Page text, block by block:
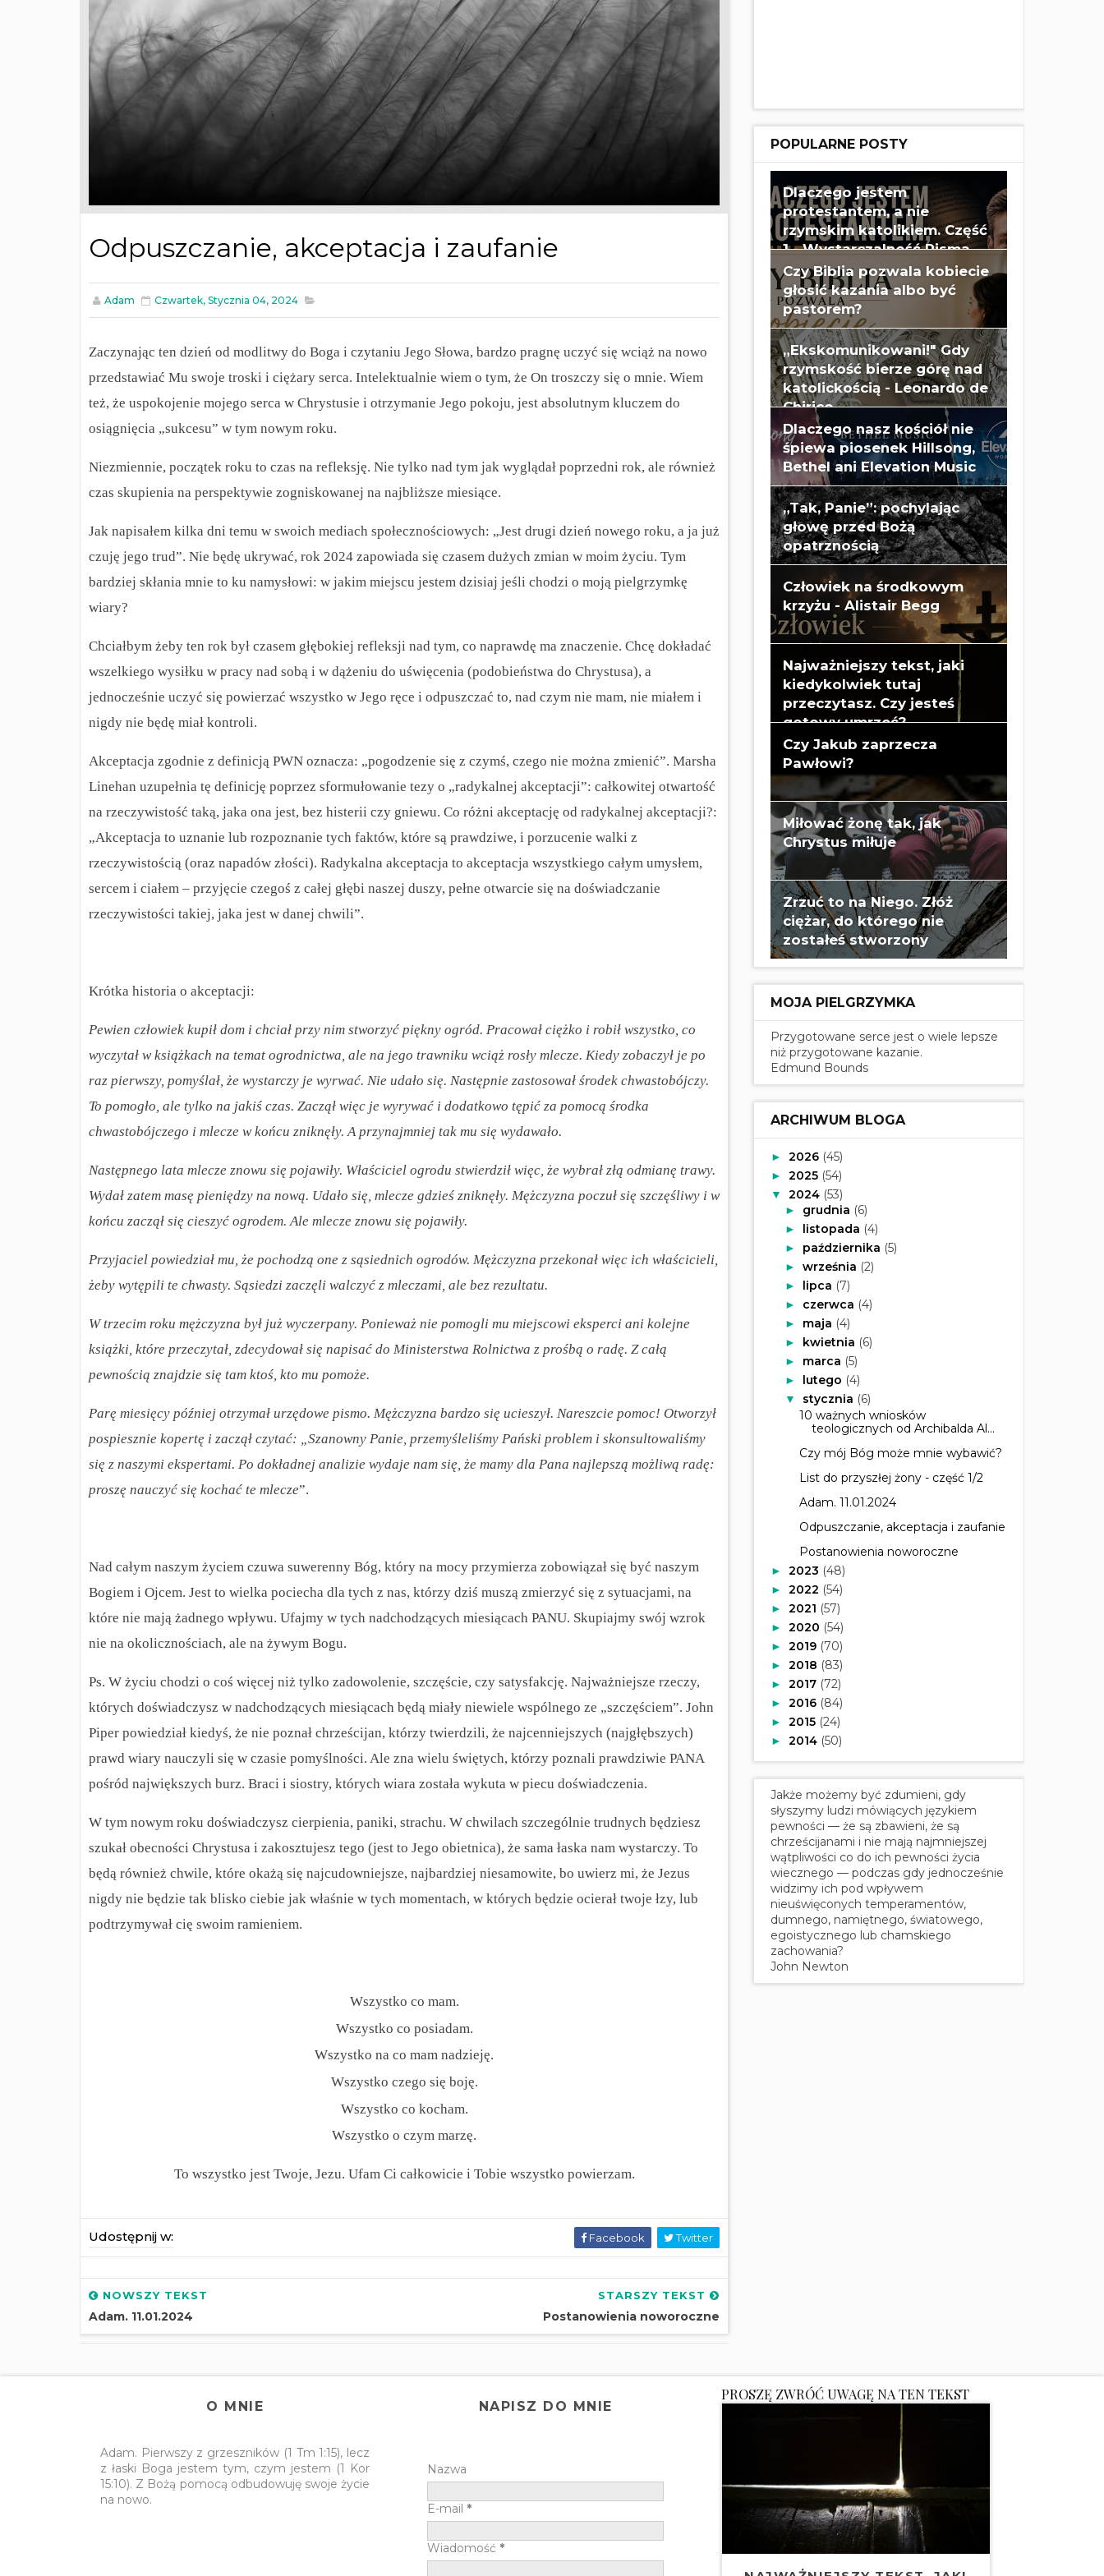
Odpuszczanie, akceptacja i zaufanie
Adam Czwartek, Stycznia 04, 2024
Zaczynając ten dzień od modlitwy do Boga i czytaniu Jego Słowa, bardzo pragnę uczyć się wciąż na nowo
przedstawiać Mu swoje troski i ciężary serca. Intelektualnie wiem o tym, że On troszczy się o mnie. Wiem
też, że uspokojenie mojego serca w Chrystusie i otrzymanie Jego pokoju, jest absolutnym kluczem do
osiągnięcia „sukcesu” w tym nowym roku.
Niezmiennie, początek roku to czas na refleksję. Nie tylko nad tym jak wyglądał poprzedni rok, ale również
czas skupienia na perspektywie zogniskowanej na najbliższe miesiące.
Jak napisałem kilka dni temu w swoich mediach społecznościowych: „Jest drugi dzień nowego roku, a ja już
czuję jego trud”. Nie będę ukrywać, rok 2024 zapowiada się czasem dużych zmian w moim życiu. Tym
bardziej skłania mnie to ku namysłowi: w jakim miejscu jestem dzisiaj jeśli chodzi o moją pielgrzymkę
wiary?
Chciałbym żeby ten rok był czasem głębokiej refleksji nad tym, co naprawdę ma znaczenie. Chcę dokładać
wszelkiego wysiłku w pracy nad sobą i w dążeniu do uświęcenia (podobieństwa do Chrystusa), a
jednocześnie uczyć się powierzać wszystko w Jego ręce i odpuszczać to, nad czym nie mam, nie miałem i
nigdy nie będę miał kontroli.
Akceptacja zgodnie z definicją PWN oznacza: „pogodzenie się z czymś, czego nie można zmienić”. Marsha
Linehan uzupełnia tę definicję poprzez sformułowanie tezy o „radykalnej akceptacji”: całkowitej otwartość
na rzeczywistość taką, jaka ona jest, bez histerii czy gniewu. Co różni akceptację od radykalnej akceptacji?:
„Akceptacja to uznanie lub rozpoznanie tych faktów, które są prawdziwe, i porzucenie walki z
rzeczywistością (oraz napadów złości). Radykalna akceptacja to akceptacja wszystkiego całym umysłem,
sercem i ciałem – przyjęcie czegoś z całej głębi naszej duszy, pełne otwarcie się na doświadczanie
rzeczywistości takiej, jaka jest w danej chwili”.
Krótka historia o akceptacji:
Pewien człowiek kupił dom i chciał przy nim stworzyć piękny ogród. Pracował ciężko i robił wszystko, co
wyczytał w książkach na temat ogrodnictwa, ale na jego trawniku wciąż rosły mlecze. Kiedy zobaczył je po
raz pierwszy, pomyślał, że wystarczy je wyrwać. Nie udało się. Następnie zastosował środek chwastobójczy.
To pomogło, ale tylko na jakiś czas. Zaczął więc je wyrywać i dodatkowo tępić za pomocą środka
chwastobójczego i mlecze w końcu zniknęły. A przynajmniej tak mu się wydawało.
Następnego lata mlecze znowu się pojawiły. Właściciel ogrodu stwierdził więc, że wybrał złą odmianę trawy.
Wydał zatem masę pieniędzy na nową. Udało się, mlecze gdzieś zniknęły. Mężczyzna poczuł się szczęśliwy i w
końcu zaczął się cieszyć ogrodem. Ale mlecze znowu się pojawiły.
Przyjaciel powiedział mu, że pochodzą one z sąsiednich ogrodów. Mężczyzna przekonał więc ich właścicieli,
żeby wytępili te chwasty. Sąsiedzi zaczęli walczyć z mleczami, ale bez rezultatu.
W trzecim roku mężczyzna był już wyczerpany. Ponieważ nie pomogli mu miejscowi eksperci ani kolejne
książki, które przeczytał, zdecydował się napisać do Ministerstwa Rolnictwa z prośbą o radę. Z całą
pewnością znajdzie się tam ktoś, kto mu pomoże.
Parę miesięcy później otrzymał urzędowe pismo. Mężczyzna bardzo się ucieszył. Nareszcie pomoc! Otworzył
pospiesznie kopertę i zaczął czytać: „Szanowny Panie, przemyśleliśmy Pański problem i skonsultowaliśmy
się z naszymi ekspertami. Po dokładnej analizie wydaje nam się, że mamy dla Pana najlepszą możliwą radę:
proszę nauczyć się kochać te mlecze”.
Nad całym naszym życiem czuwa suwerenny Bóg, który na mocy przymierza zobowiązał się być naszym
Bogiem i Ojcem. Jest to wielka pociecha dla tych z nas, którzy dziś muszą zmierzyć się z sytuacjami, na
które nie mają żadnego wpływu. Ufajmy w tych nadchodzących miesiącach PANU. Skupiajmy swój wzrok
nie na okolicznościach, ale na żywym Bogu.
Ps. W życiu chodzi o coś więcej niż tylko zadowolenie, szczęście, czy satysfakcję. Najważniejsze rzeczy,
których doświadczysz w nadchodzących miesiącach będą miały niewiele wspólnego ze „szczęściem”. John
Piper powiedział kiedyś, że nie poznał chrześcijan, którzy twierdzili, że najcenniejszych (najgłębszych)
prawd wiary nauczyli się w czasie pomyślności. Ale zna wielu świętych, którzy poznali prawdziwie PANA
pośród największych burz. Braci i siostry, których wiara została wykuta w piecu doświadczenia.
W tym nowym roku doświadczysz cierpienia, paniki, strachu. W chwilach szczególnie trudnych będziesz
szukał obecności Chrystusa i zakosztujesz tego (jest to Jego obietnica), że sama łaska nam wystarczy. To
będą również chwile, które okażą się najcudowniejsze, najbardziej niesamowite, bo uwierz mi, że Jezus
nigdy nie będzie tak blisko ciebie jak właśnie w tych momentach, w których będzie ocierał twoje łzy, lub
podtrzymywał cię swoim ramieniem.
Wszystko co mam.
Wszystko co posiadam.
Wszystko na co mam nadzieję.
Wszystko czego się boję.
Wszystko co kocham.
Wszystko o czym marzę.
To wszystko jest Twoje, Jezu. Ufam Ci całkowicie i Tobie wszystko powierzam.
Udostępnij w: Facebook Twitter
NOWSZY TEKST
Adam. 11.01.2024
STARSZY TEKST
Postanowienia noworoczne
POPULARNE POSTY
Dlaczego jestem
protestantem, a nie
rzymskim katolikiem. Część
1 - Wystarczalność Pisma
Świętego - Wes Huff
Czy Biblia pozwala kobiecie
głosić kazania albo być
pastorem?
„Ekskomunikowani!" Gdy
rzymskość bierze górę nad
katolickością - Leonardo de
Chirico
Dlaczego nasz kościół nie
śpiewa piosenek Hillsong,
Bethel ani Elevation Music
„Tak, Panie”: pochylając
głowę przed Bożą
opatrznością
Człowiek na środkowym
krzyżu - Alistair Begg
Najważniejszy tekst, jaki
kiedykolwiek tutaj
przeczytasz. Czy jesteś
gotowy umrzeć?
Czy Jakub zaprzecza
Pawłowi?
Miłować żonę tak, jak
Chrystus miłuje
Zrzuć to na Niego. Złóż
ciężar, do którego nie
zostałeś stworzony
MOJA PIELGRZYMKA
Przygotowane serce jest o wiele lepsze
niż przygotowane kazanie.
Edmund Bounds
ARCHIWUM BLOGA
► 2026 (45)
► 2025 (54)
▼ 2024 (53)
► grudnia (6)
► listopada (4)
► października (5)
► września (2)
► lipca (7)
► czerwca (4)
► maja (4)
► kwietnia (6)
► marca (5)
► lutego (4)
▼ stycznia (6)
10 ważnych wniosków
teologicznych od Archibalda Al...
Czy mój Bóg może mnie wybawić?
List do przyszłej żony - część 1/2
Adam. 11.01.2024
Odpuszczanie, akceptacja i zaufanie
Postanowienia noworoczne
► 2023 (48)
► 2022 (54)
► 2021 (57)
► 2020 (54)
► 2019 (70)
► 2018 (83)
► 2017 (72)
► 2016 (84)
► 2015 (24)
► 2014 (50)
Jakże możemy być zdumieni, gdy
słyszymy ludzi mówiących językiem
pewności — że są zbawieni, że są
chrześcijanami i nie mają najmniejszej
wątpliwości co do ich pewności życia
wiecznego — podczas gdy jednocześnie
widzimy ich pod wpływem
nieuświęconych temperamentów,
dumnego, namiętnego, światowego,
egoistycznego lub chamskiego
zachowania?
John Newton
O MNIE
Adam. Pierwszy z grzeszników (1 Tm 1:15), lecz
z łaski Boga jestem tym, czym jestem (1 Kor
15:10). Z Bożą pomocą odbudowuję swoje życie
na nowo.
NAPISZ DO MNIE
Nazwa
E-mail *
Wiadomość *
PROSZĘ ZWRÓĆ UWAGĘ NA TEN TEKST